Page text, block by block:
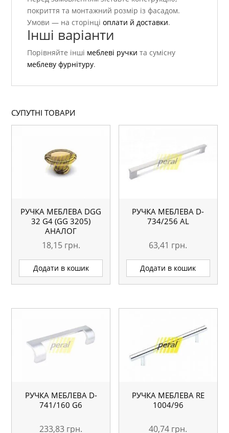
покриття та монтажний розмір із фасадом.
Умови — на сторінціоплати й доставки.
Інші варіанти
Порівняйте інші меблеві ручки та сумісну
меблеву фурнітуру.
СУПУТНІ ТОВАРИ
РУЧКА МЕБЛЕВА DGG
32 G4 (GG 3205)
АНАЛОГ
18,15 грн.
Додати в кошик
РУЧКА МЕБЛЕВА D-
734/256 AL
63,41 грн.
Додати в кошик
РУЧКА МЕБЛЕВА D-
741/160 G6
233,83 грн.
РУЧКА МЕБЛЕВА RE
1004/96
40,74 грн.